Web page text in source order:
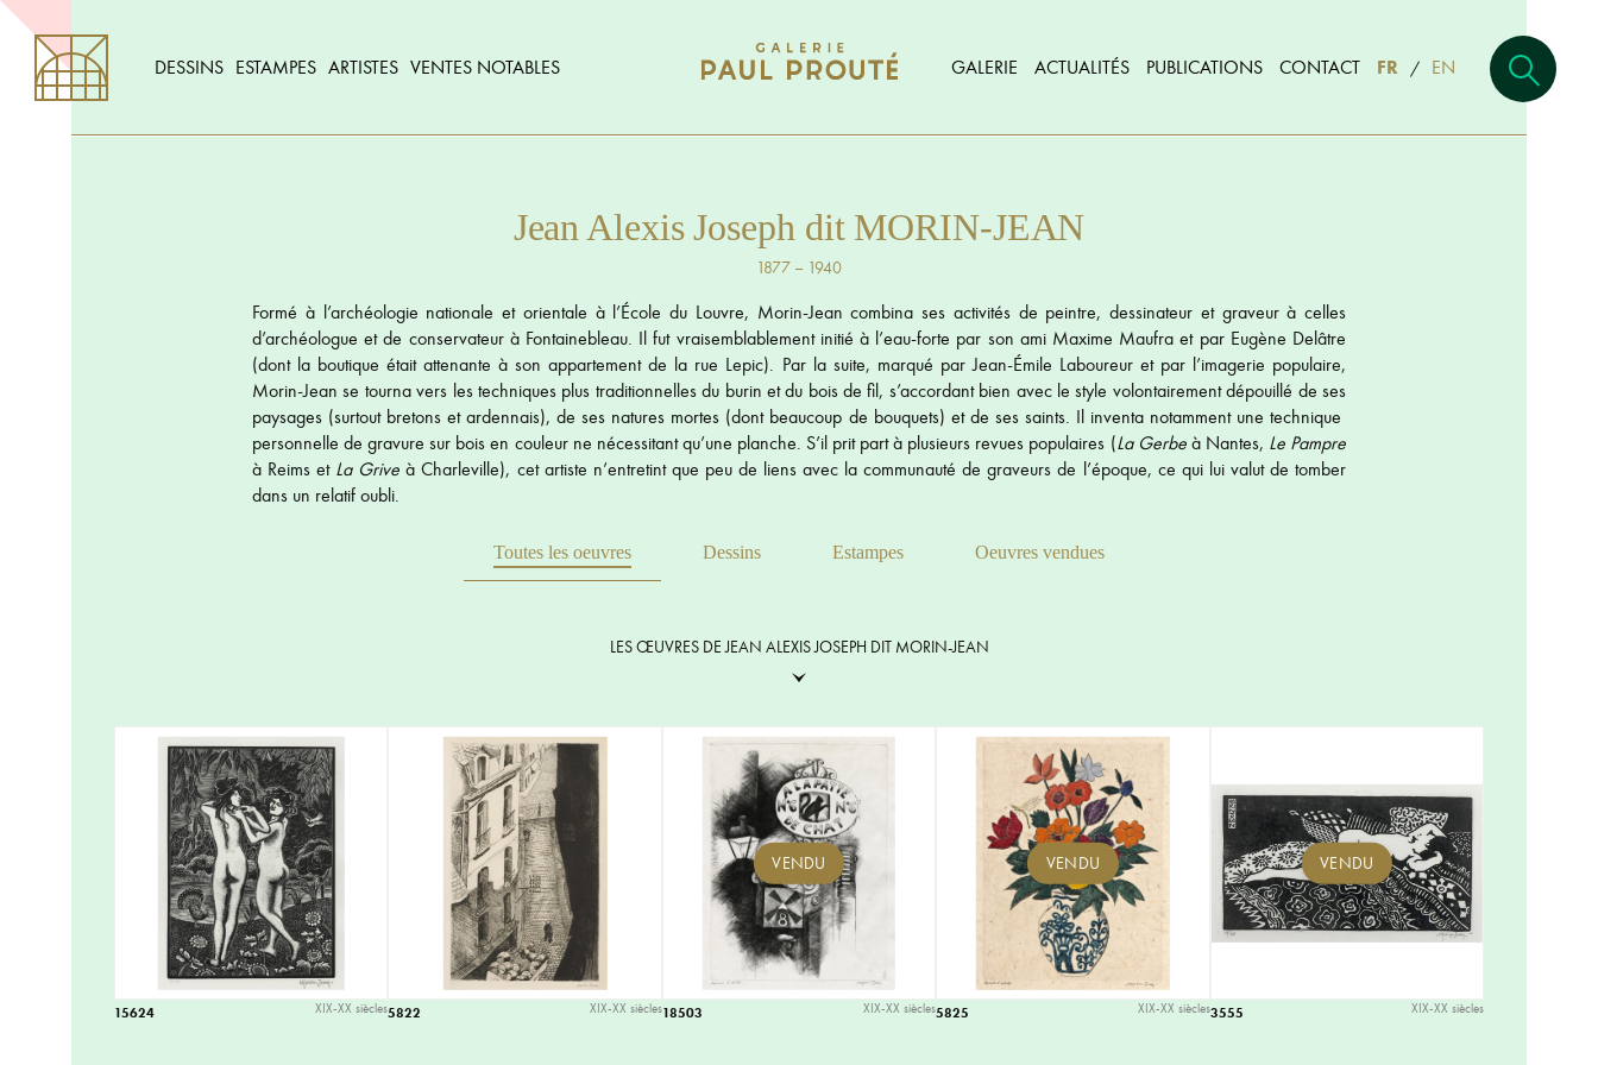
DESSINS ESTAMPES ARTISTES VENTES NOTABLES GALERIE ACTUALITÉS PUBLICATIONS CONTACT FR / EN
Jean Alexis Joseph dit MORIN-JEAN
1877 – 1940
Formé à l’archéologie nationale et orientale à l’École du Louvre, Morin-Jean combina ses activités de peintre, dessinateur et graveur à celles
d’archéologue et de conservateur à Fontainebleau. Il fut vraisemblablement initié à l’eau-forte par son ami Maxime Maufra et par Eugène Delâtre
(dont la boutique était attenante à son appartement de la rue Lepic). Par la suite, marqué par Jean-Émile Laboureur et par l’imagerie populaire,
Morin-Jean se tourna vers les techniques plus traditionnelles du burin et du bois de fil, s’accordant bien avec le style volontairement dépouillé de ses
paysages (surtout bretons et ardennais), de ses natures mortes (dont beaucoup de bouquets) et de ses saints. Il inventa notamment une technique
personnelle de gravure sur bois en couleur ne nécessitant qu’une planche. S’il prit part à plusieurs revues populaires (La Gerbeà Nantes, Le Pampre
à Reims et La Grive à Charleville), cet artiste n’entretint que peu de liens avec la communauté de graveurs de l’époque, ce qui lui valut de tomber
dans un relatif oubli.
Toutes les oeuvres Dessins Estampes Oeuvres vendues
LES ŒUVRES DE JEAN ALEXIS JOSEPH DIT MORIN-JEAN
15624 XIX-XX siècles5822 XIX-XX siècles
VENDU
18503 XIX-XX siècles
VENDU
5825 XIX-XX siècles
VENDU
3555 XIX-XX siècles